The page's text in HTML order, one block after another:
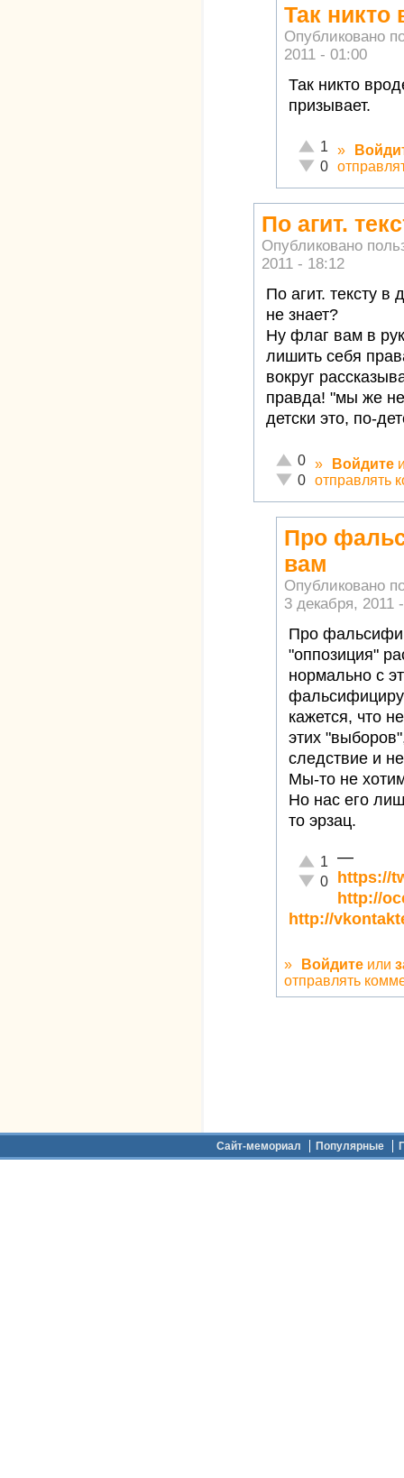
Так никто
Опубликовано
2011 - 01:00
Так никто
призывает.
Отлично!
1
Неадекватно!
0
»
По агит.
Опубликовано
2011 - 18:12
По агит. тексту в
не знает?
Ну флаг вам в
лишить себя
вокруг
правда! "мы же
детски это, по-
Отлично!
0
Неадекватно!
0
» Войдите
отправлять
Про
вам
Опубликовано
3 декабря, 2011
Про
"оппозиция"
нормально с
кажется, что
этих
следствие и
Мы-то не
Но нас его
то эрзац.
Отлично!
1
Неадекватно!
0
—
https://
http://
http://
» Войдите или
отправлять
Сайт-мемориал Популярные